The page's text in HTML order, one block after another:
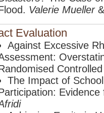
Valerie Mueller
Evaluation
Against Excessive
The Impact of